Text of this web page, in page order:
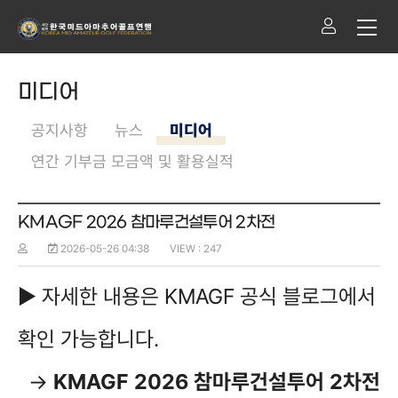
미디어
공지사항 뉴스
미디어
연간 기부금 모금액 및 활용실적
KMAGF 2026 참마루건설투어 2차전
2026-05-26 04:38 VIEW : 247
▶ 자세한 내용은 KMAGF 공식 블로그에서
확인 가능합니다.
→ KMAGF 2026 참마루건설투어 2차전